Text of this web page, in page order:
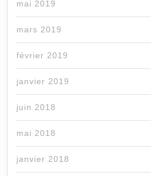
mai 2019
mars 2019
février 2019
janvier 2019
juin 2018
mai 2018
janvier 2018